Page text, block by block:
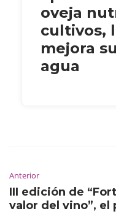
oveja
cultivos,
mejora
agua
Anterior
III edición de
valor del vino”, el